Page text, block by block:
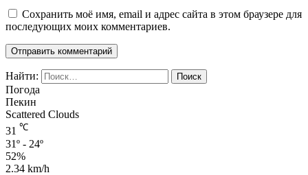
Сохранить моё имя, email и адрес сайта в этом браузере для
последующих моих комментариев.
Найти:
Погода
Пекин
Scattered Clouds
31 ℃
31º - 24º
52%
2.34 km/h